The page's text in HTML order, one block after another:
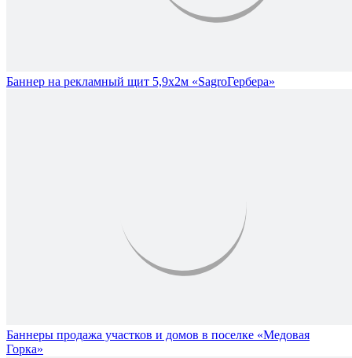
Баннер на рекламный щит 5,9х2м «SagroГербера»
Баннеры продажа участков и домов в поселке «Медовая
Горка»